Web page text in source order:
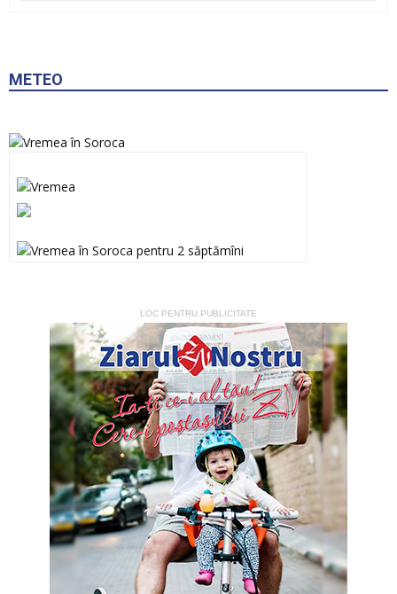
METEO
LOC PENTRU PUBLICITATE